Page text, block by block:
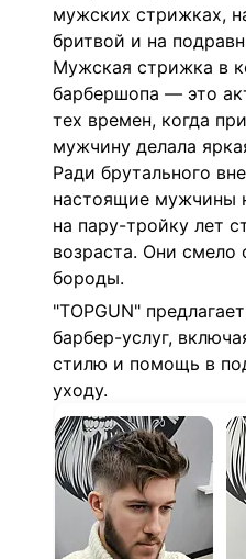
мужских стрижках,
бритвой и на
Мужская стрижка в
барбершопа — это
тех времен, когда
мужчину делала
Ради брутального
настоящие мужчины
на пару-тройку лет
возраста. Они
бороды.
"TOPGUN"
барбер-услуг,
стилю и помощь в
уходу.